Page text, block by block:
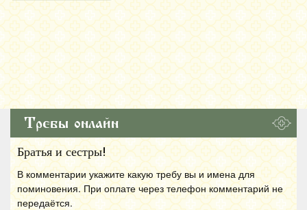
Требы онлайн
Братья и сестры!
В комментарии укажите какую требу вы и имена для
поминовения. При оплате через телефон комментарий не
передаётся.